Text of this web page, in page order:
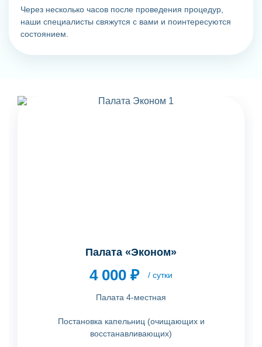
Через несколько часов после проведения процедур,
наши специалисты свяжутся с вами и поинтересуются
состоянием.
Палата «Эконом»
4 000 ₽ / сутки
Палата 4-местная
Постановка капельниц (очищающих и
восстанавливающих)